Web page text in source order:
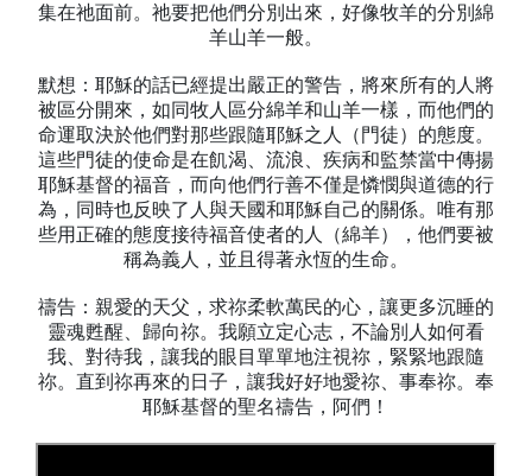
集在祂面前。祂要把他們分別出來，好像牧羊的分別綿
羊山羊一般。
默想：耶穌的話已經提出嚴正的警告，將來所有的人將
被區分開來，如同牧人區分綿羊和山羊一樣，而他們的
命運取決於他們對那些跟隨耶穌之人（門徒）的態度。
這些門徒的使命是在飢渴、流浪、疾病和監禁當中傳揚
耶穌基督的福音，而向他們行善不僅是憐憫與道德的行
為，同時也反映了人與天國和耶穌自己的關係。唯有那
些用正確的態度接待福音使者的人（綿羊），他們要被
稱為義人，並且得著永恆的生命。
禱告：親愛的天父，求祢柔軟萬民的心，讓更多沉睡的
靈魂甦醒、歸向祢。我願立定心志，不論別人如何看
我、對待我，讓我的眼目單單地注視祢，緊緊地跟隨
祢。直到祢再來的日子，讓我好好地愛祢、事奉祢。奉
耶穌基督的聖名禱告，阿們！